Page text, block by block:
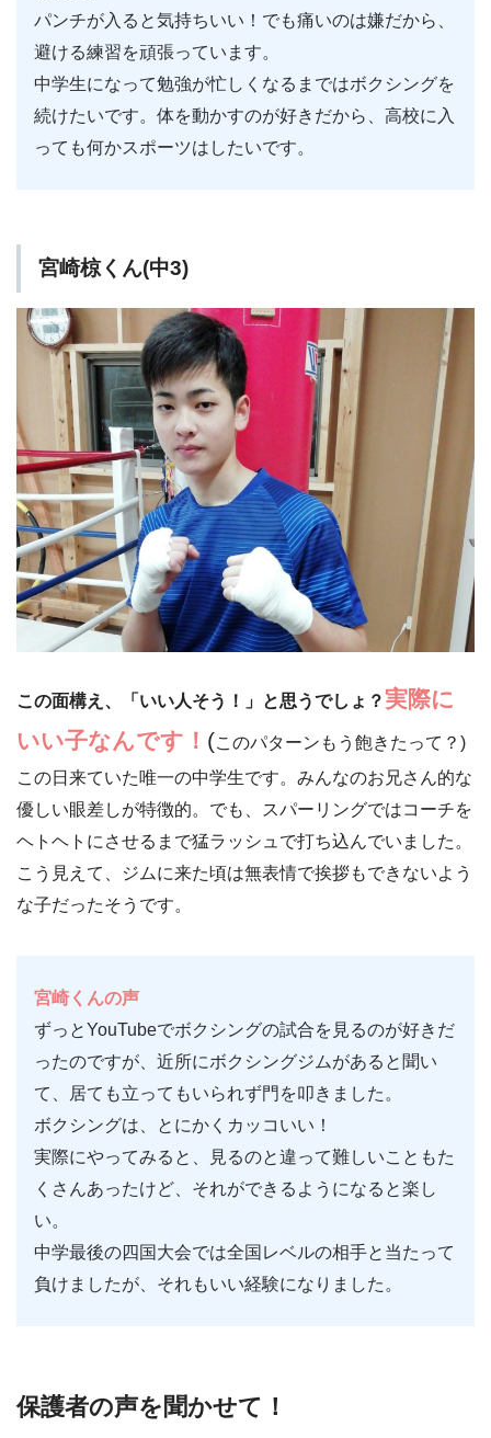
パンチが入ると気持ちいい！でも痛いのは嫌だから、
避ける練習を頑張っています。
中学生になって勉強が忙しくなるまではボクシングを
続けたいです。体を動かすのが好きだから、高校に入
っても何かスポーツはしたいです。
宮崎椋くん(中3)
この面構え、「いい人そう！」と思うでしょ？ 実際に
いい子なんです！ (このパターンもう飽きたって？)
この日来ていた唯一の中学生です。みんなのお兄さん的な
優しい眼差しが特徴的。でも、スパーリングではコーチを
ヘトヘトにさせるまで猛ラッシュで打ち込んでいました。
こう見えて、ジムに来た頃は無表情で挨拶もできないよう
な子だったそうです。
宮崎くんの声
ずっとYouTubeでボクシングの試合を見るのが好きだ
ったのですが、近所にボクシングジムがあると聞い
て、居ても立ってもいられず門を叩きました。
ボクシングは、とにかくカッコいい！
実際にやってみると、見るのと違って難しいこともた
くさんあったけど、それができるようになると楽し
い。
中学最後の四国大会では全国レベルの相手と当たって
負けましたが、それもいい経験になりました。
保護者の声を聞かせて！